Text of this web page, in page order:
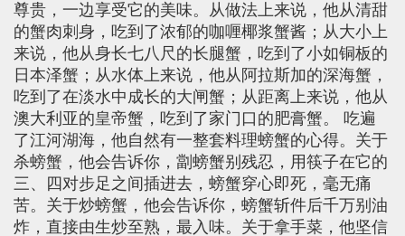
尊贵，一边享受它的美味。从做法上来说，他从清甜
的蟹肉刺身，吃到了浓郁的咖喱椰浆蟹酱；从大小上
来说，他从身长七八尺的长腿蟹，吃到了小如铜板的
日本泽蟹；从水体上来说，他从阿拉斯加的深海蟹，
吃到了在淡水中成长的大闸蟹；从距离上来说，他从
澳大利亚的皇帝蟹，吃到了家门口的肥膏蟹。 吃遍
了江河湖海，他自然有一整套料理螃蟹的心得。关于
杀螃蟹，他会告诉你，劏螃蟹别残忍，用筷子在它的
三、四对步足之间插进去，螃蟹穿心即死，毫无痛
苦。关于炒螃蟹，他会告诉你，螃蟹斩件后千万别油
炸，直接由生炒至熟，最入味。关于拿手菜，他坚信